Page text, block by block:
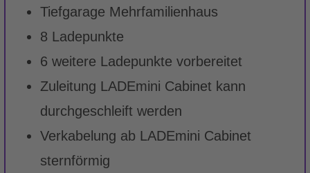
Tiefgarage Mehrfamilienhaus
8 Ladepunkte
6 weitere Ladepunkte vorbereitet
Zuleitung LADEmini Cabinet kann
durchgeschleift werden
Verkabelung ab LADEmini Cabinet
sternförmig